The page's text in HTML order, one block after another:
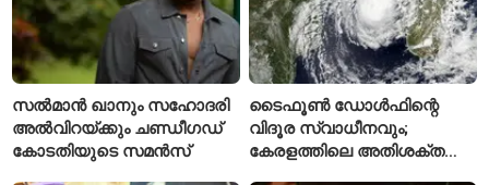
സൽമാൻ ഖാനും സഹോദരി
അൽവിറയ്ക്കും ചണ്ഡീഗഡ്
കോടതിയുടെ സമൻസ്
ടൈഫൂൺ ഡോൾഫിന്റെ
വിദൂര സ്വാധീനവും;
കേരളത്തിലെ അതിശക്ത